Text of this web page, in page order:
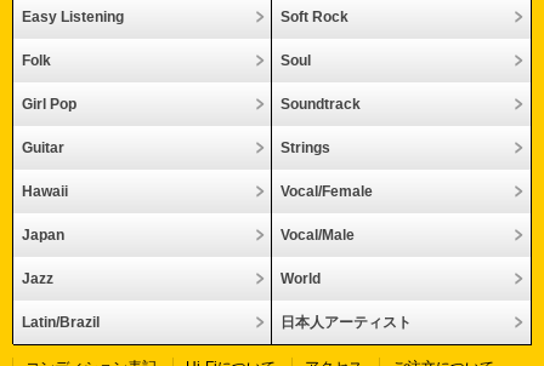
Easy Listening Soft Rock
Folk Soul
Girl Pop Soundtrack
Guitar Strings
Hawaii Vocal/Female
Japan Vocal/Male
Jazz World
Latin/Brazil 日本人アーティスト